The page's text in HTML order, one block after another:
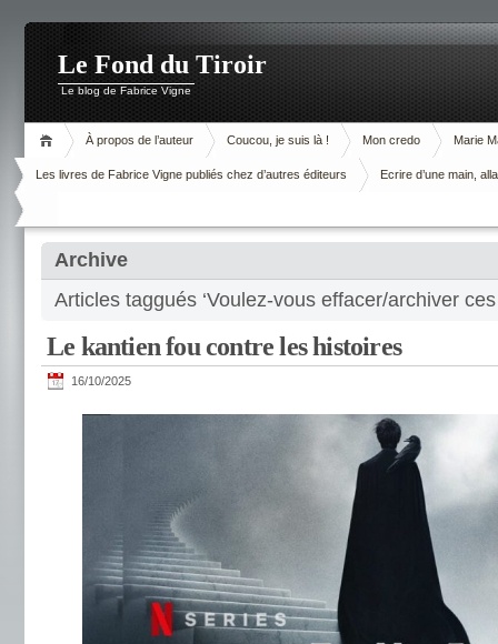
Le Fond du Tiroir
Le blog de Fabrice Vigne
À propos de l’auteur Coucou, je suis là ! Mon credo Marie
Les livres de Fabrice Vigne publiés chez d’autres éditeurs Ecrire d’une main,
Archive
Articles taggués ‘Voulez-vous effacer/archiver
Le kantien fou contre les histoires
16/10/2025